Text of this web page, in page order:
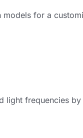
for a
light frequencies by